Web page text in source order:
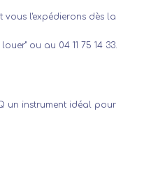
vous l'expédierons dès la
louer" ou au 04 11 75 14 33.
un instrument idéal pour